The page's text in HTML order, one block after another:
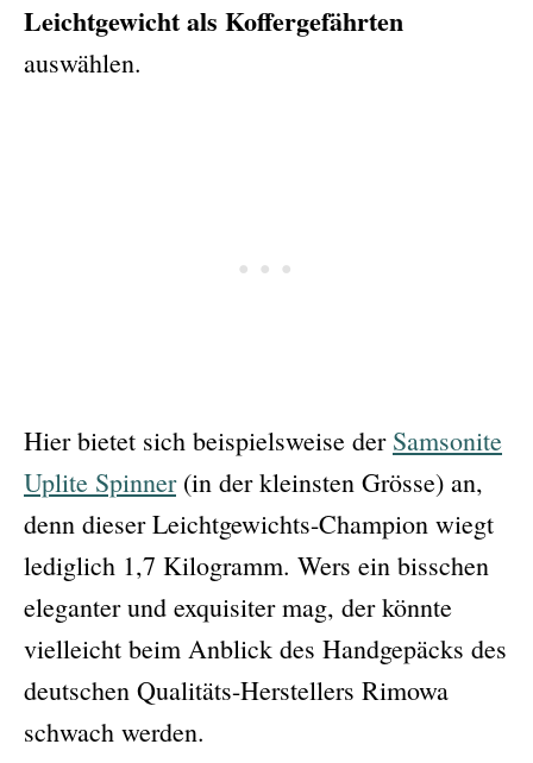
Leichtgewicht als Koffergefährten
auswählen.
Hier bietet sich beispielsweise der Samsonite
Uplite Spinner(in der kleinsten Grösse) an,
denn dieser Leichtgewichts-Champion wiegt
lediglich 1,7 Kilogramm. Wers ein bisschen
eleganter und exquisiter mag, der könnte
vielleicht beim Anblick des Handgepäcks des
deutschen Qualitäts-Herstellers Rimowa
schwach werden.